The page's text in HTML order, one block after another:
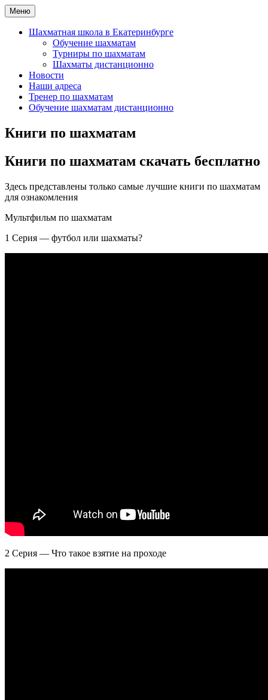
Перейти
к
содержимому
Шахматная школа Шахматное искусство
Шахматная школа в Москве, Санкт-Петербурге, Сочи и
Екатеринбурге
Меню
Шахматная школа в Екатеринбурге
Обучение шахматам
Турниры по шахматам
Шахматы дистанционно
Новости
Наши адреса
Тренер по шахматам
Обучение шахматам дистанционно
Книги по шахматам
Книги по шахматам скачать бесплатно
Здесь представлены только самые лучшие книги по шахматам
для ознакомления
Мультфильм по шахматам
1 Серия — футбол или шахматы?
2 Серия — Что такое взятие на проходе